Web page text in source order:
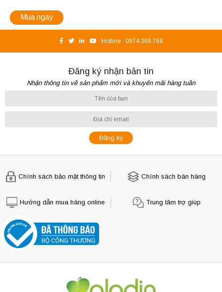
Mua ngay
Hotline : 0974.368.768
Đăng ký nhận bản tin
Nhận thông tin về sản phẩm mới và khuyến mãi hàng tuần
Chính sách bảo mật thông tin Chính sách bán hàng
Hướng dẫn mua hàng online Trung tâm trợ giúp